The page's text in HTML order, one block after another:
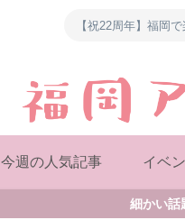
【祝22周年】福岡
今週の人気記事 イベ
細かい